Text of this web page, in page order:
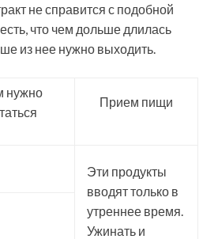
не справится с подобной
что чем дольше длилась
из нее нужно выходить.
нужно
Прием пищи
Эти продукты
вводят только в
утреннее время.
Ужинать и